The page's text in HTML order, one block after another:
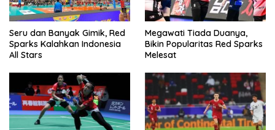
Seru dan Banyak Gimik, Red
Sparks Kalahkan Indonesia
All Stars
Megawati Tiada Duanya,
Bikin Popularitas Red Sparks
Melesat